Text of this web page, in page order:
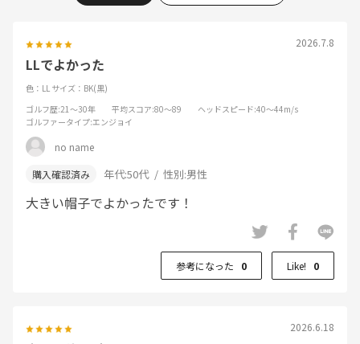
2026.7.8
LLでよかった
色：LL サイズ：BK(黒)
ゴルフ歴:21～30年 平均スコア:80～89 ヘッドスピード:40～44m/s
ゴルファータイプ:エンジョイ
no name
年代:50代 性別:男性
大きい帽子でよかったです！
参考になった 0 Like! 0
2026.6.18